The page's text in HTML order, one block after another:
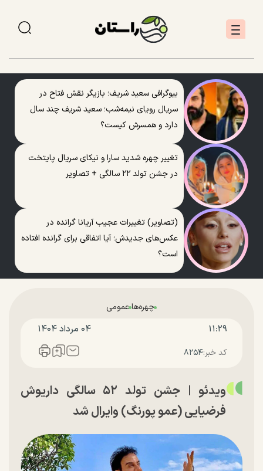
بیوگرافی سعید شریف؛ بازیگر نقش فتاح در
سریال رویای نیمه‌شب؛ سعید شریف چند سال
دارد و همسرش کیست؟
تغییر چهره شدید سارا و نیکای سریال پایتخت
در جشن تولد ۲۲ سالگی + تصاویر
(تصاویر) تغییرات عجیب آریانا گرانده در
عکس‌های جدیدش؛ آیا اتفاقی برای گرانده افتاده
است؟
چهره‌هاعمومی
۱۱:۲۹ ۰۴ مرداد ۱۴۰۴
کد خبر:۸۲۵۴
ویدئو | جشن تولد ۵۲ سالگی داریوش
فرضیایی (عمو پورنگ) وایرال شد